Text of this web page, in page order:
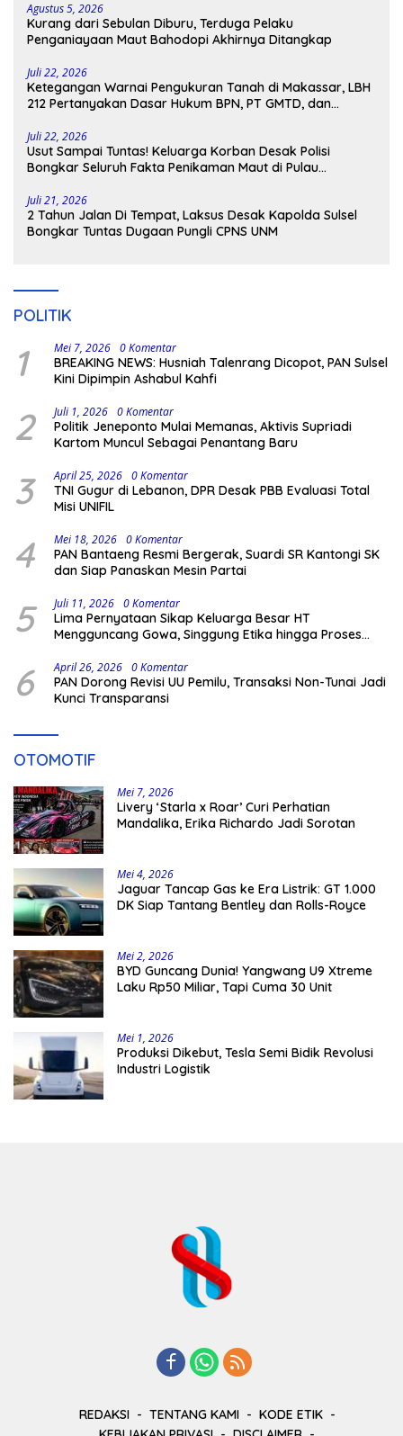
Agustus 5, 2026
Kurang dari Sebulan Diburu, Terduga Pelaku
Penganiayaan Maut Bahodopi Akhirnya Ditangkap
Juli 22, 2026
Ketegangan Warnai Pengukuran Tanah di Makassar, LBH
212 Pertanyakan Dasar Hukum BPN, PT GMTD, dan
Juli 22, 2026
Usut Sampai Tuntas! Keluarga Korban Desak Polisi
Bongkar Seluruh Fakta Penikaman Maut di Pulau
Juli 21, 2026
2 Tahun Jalan Di Tempat, Laksus Desak Kapolda Sulsel
Bongkar Tuntas Dugaan Pungli CPNS UNM
POLITIK
1 Mei 7, 2026 0 Komentar
BREAKING NEWS: Husniah Talenrang Dicopot, PAN Sulsel
Kini Dipimpin Ashabul Kahfi
2 Juli 1, 2026 0 Komentar
Politik Jeneponto Mulai Memanas, Aktivis Supriadi
Kartom Muncul Sebagai Penantang Baru
3 April 25, 2026 0 Komentar
TNI Gugur di Lebanon, DPR Desak PBB Evaluasi Total
Misi UNIFIL
4 Mei 18, 2026 0 Komentar
PAN Bantaeng Resmi Bergerak, Suardi SR Kantongi SK
dan Siap Panaskan Mesin Partai
5 Juli 11, 2026 0 Komentar
Lima Pernyataan Sikap Keluarga Besar HT
Mengguncang Gowa, Singgung Etika hingga Proses
6 April 26, 2026 0 Komentar
PAN Dorong Revisi UU Pemilu, Transaksi Non-Tunai Jadi
Kunci Transparansi
OTOMOTIF
Mei 7, 2026
Livery ‘Starla x Roar’ Curi Perhatian
Mandalika, Erika Richardo Jadi Sorotan
Mei 4, 2026
Jaguar Tancap Gas ke Era Listrik: GT 1.000
DK Siap Tantang Bentley dan Rolls-Royce
Mei 2, 2026
BYD Guncang Dunia! Yangwang U9 Xtreme
Laku Rp50 Miliar, Tapi Cuma 30 Unit
Mei 1, 2026
Produksi Dikebut, Tesla Semi Bidik Revolusi
Industri Logistik
REDAKSI TENTANG KAMI
KODE ETIK